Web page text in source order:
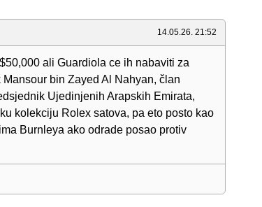
14.05.26. 21:52
ali Guardiola ce ih nabaviti za
bin Zayed Al Nahyan, član
Ujedinjenih Arapskih Emirata,
kolekciju Rolex satova, pa eto posto kao
Burnleya ako odrade posao protiv